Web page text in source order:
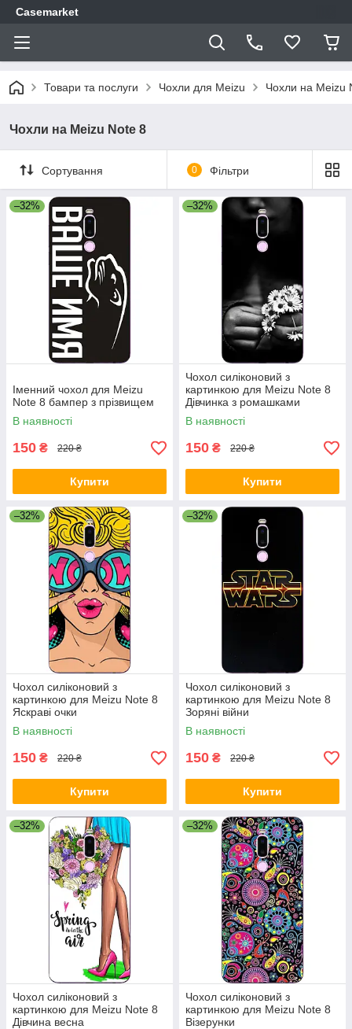
Casemarket
Товари та послуги Чохли для Meizu Чохли на Meizu
Чохли на Meizu Note 8
Сортування 0 Фільтри
–32%
Іменний чохол для Meizu
Note 8 бампер з прізвищем
В наявності
150 ₴ 220 ₴
Купити
–32%
Чохол силіконовий з
картинкою для Meizu Note 8
Дівчинка з ромашками
В наявності
150 ₴ 220 ₴
Купити
–32%
Чохол силіконовий з
картинкою для Meizu Note 8
Яскраві очки
В наявності
150 ₴ 220 ₴
Купити
–32%
Чохол силіконовий з
картинкою для Meizu Note 8
Зоряні війни
В наявності
150 ₴ 220 ₴
Купити
–32%
Чохол силіконовий з
картинкою для Meizu Note 8
Дівчина весна
–32%
Чохол силіконовий з
картинкою для Meizu Note 8
Візерунки